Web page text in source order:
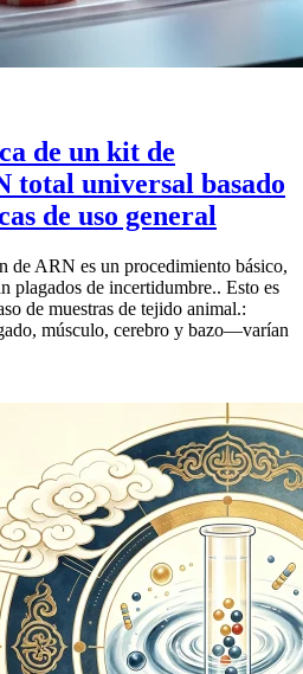
de un kit de
total universal basado
de uso general
de ARN es un procedimiento básico,
plagados de incertidumbre.. Esto es
de muestras de tejido animal.:
músculo, cerebro y bazo—varían